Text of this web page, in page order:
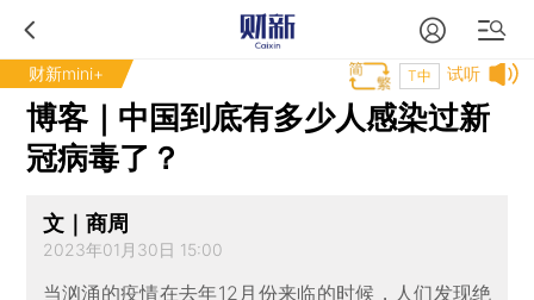
财新mini+ 试听
T中
博客｜中国到底有多少人感染过新
冠病毒了？
文｜商周
2023年01月30日 15:00
当汹涌的疫情在去年12月份来临的时候，人们发现绝